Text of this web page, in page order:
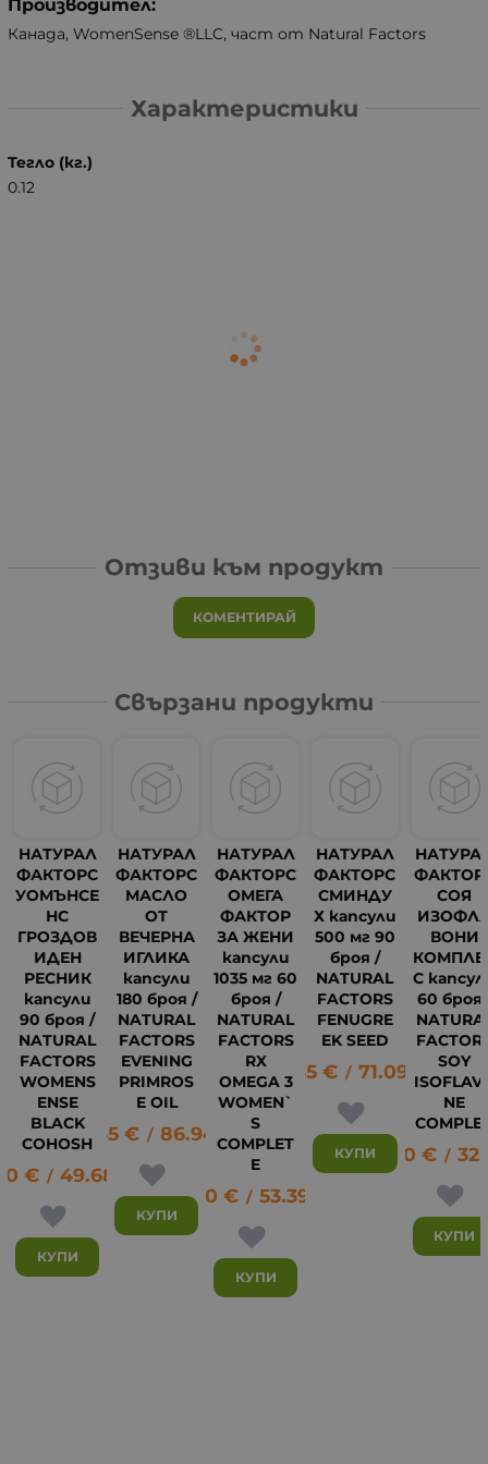
Производител:
Канада, WomenSense ®LLC, част от Natural Factors
Характеристики
Тегло (кг.)
0.12
Отзиви към продукт
КОМЕНТИРАЙ
Свързани продукти
НАТУРАЛ
ФАКТОРС
УОМЪНСЕ
НС
ГРОЗДОВ
ИДЕН
РЕСНИК
капсули
90 броя /
NATURAL
FACTORS
WOMENS
ENSE
BLACK
COHOSH
€ / 49.68 лв.
КУПИ
НАТУРАЛ
ФАКТОРС
МАСЛО
ОТ
ВЕЧЕРНА
ИГЛИКА
капсули
180 броя /
NATURAL
FACTORS
EVENING
PRIMROS
E OIL
44.45 € / 86.94 лв.
КУПИ
НАТУРАЛ
ФАКТОРС
ОМЕГА
ФАКТОР
ЗА ЖЕНИ
капсули
1035 мг 60
броя /
NATURAL
FACTORS
RX
OMEGA 3
WOMEN`
S
COMPLET
E
27.30 € / 53.39
КУПИ
НАТУРАЛ
ФАКТОРС
СМИНДУ
Х капсули
500 мг 90
броя /
NATURAL
FACTORS
FENUGRE
EK SEED
36.35 € / 71.09 лв.
КУПИ
СОЯ
ВОНИ
С
60 броя
SOY
NE
16.80 € /
КУПИ